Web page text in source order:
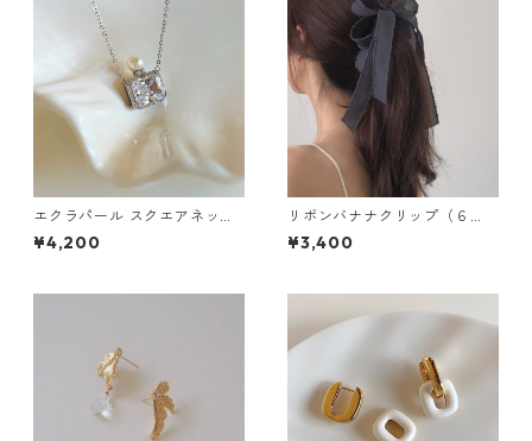
エクラパール スクエアネック
レス：674
¥4,200
リボンバナナクリップ（６
色）：255
¥3,400